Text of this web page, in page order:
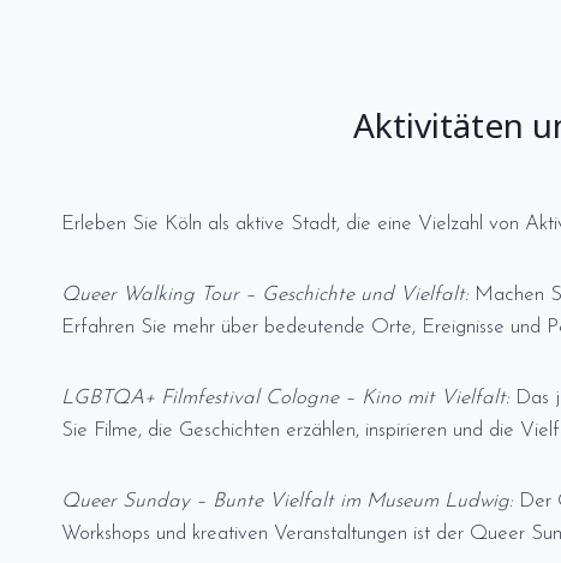
Aktivitäten
Erleben Sie Köln als aktive Stadt, die eine Vielzahl von
Queer Walking Tour – Geschichte und Vielfalt: Machen
Erfahren Sie mehr über bedeutende Orte, Ereignisse und
LGBTQA+ Filmfestival Cologne – Kino mit Vielfalt: Das
Sie Filme, die Geschichten erzählen, inspirieren und die
Queer Sunday – Bunte Vielfalt im Museum Ludwig: Der
Workshops und kreativen Veranstaltungen ist der Queer